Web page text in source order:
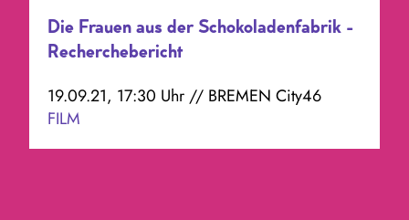
Die Frauen aus der Schokoladenfabrik -
Recherchebericht
19.09.21, 17:30 Uhr // BREMEN City46
FILM